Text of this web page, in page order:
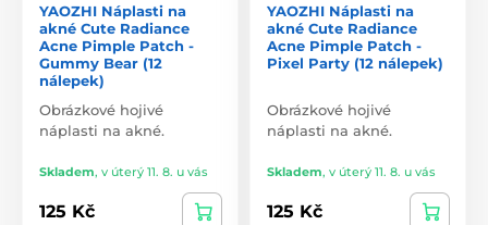
YAOZHI Náplasti na
akné Cute Radiance
Acne Pimple Patch -
Gummy Bear (12
nálepek)
Obrázkové hojivé
náplasti na akné.
Skladem, v úterý 11. 8. u vás
125 Kč
YAOZHI Náplasti na
akné Cute Radiance
Acne Pimple Patch -
Pixel Party (12 nálepek)
Obrázkové hojivé
náplasti na akné.
Skladem, v úterý 11. 8. u vás
125 Kč